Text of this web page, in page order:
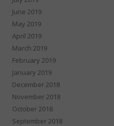
June 2019
May 2019
April 2019
March 2019
February 2019
January 2019
December 2018
November 2018
October 2018
September 2018